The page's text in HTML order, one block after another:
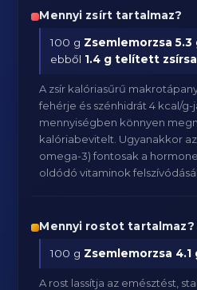
Mennyi zsírt tartalmaz?
100 g Zsemlemorzsa 5.3
ebből 1.4 g telített
A zsír kalóriasűrű
fehérje és szénhidrát 4 kcal/g-
mennyiségben könnyen
kalóriabevitelt. Ugyanakkor
omega-3) fontosak a
oldódó vitaminok
Mennyi rostot tartalmaz?
100 g Zsemlemorzsa
A rost lassítja az emésztést,